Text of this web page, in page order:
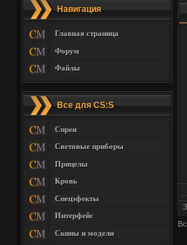
Навигация
Главная страница
Форум
Файлы
Все для CS:S
Спреи
Световые приборы
Прицелы
Кровь
Спецэфекты
Интерфейс
Скины и модели